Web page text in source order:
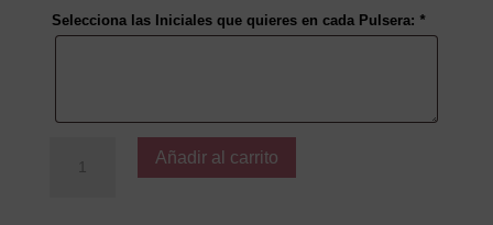
Selecciona las Iniciales que quieres en cada Pulsera: *
Contigo
Añadir al carrito